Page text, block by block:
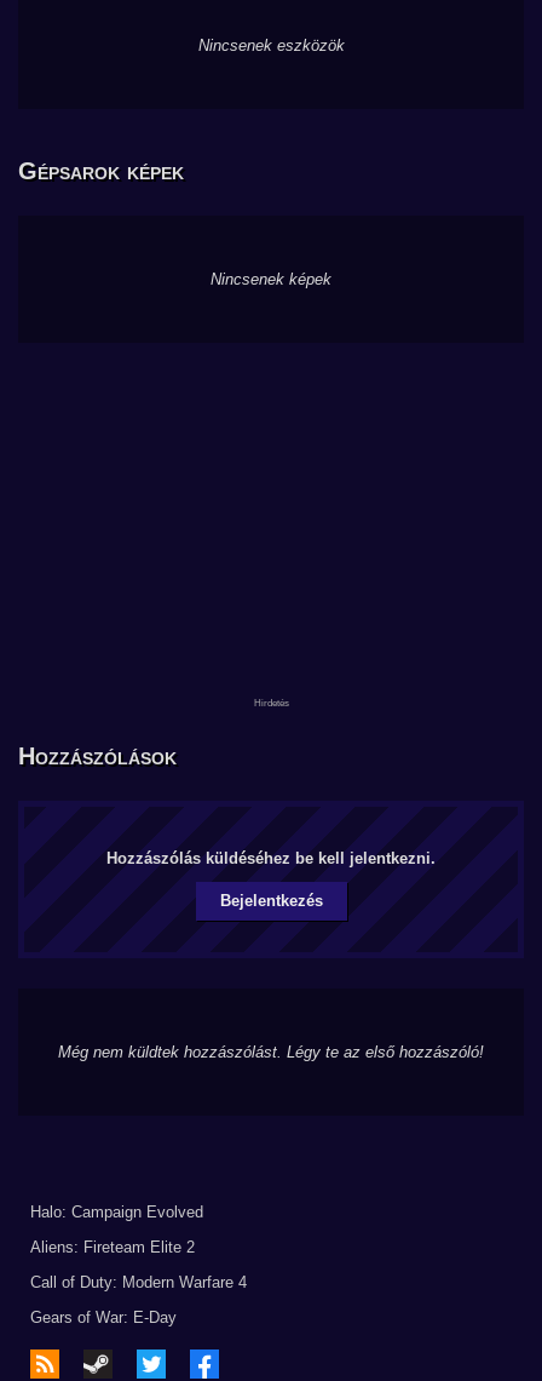
Nincsenek eszközök
Gépsarok képek
Nincsenek képek
Hozzászólások
Hozzászólás küldéséhez be kell jelentkezni.
Bejelentkezés
Még nem küldtek hozzászólást. Légy te az első hozzászóló!
Halo: Campaign Evolved
Aliens: Fireteam Elite 2
Call of Duty: Modern Warfare 4
Gears of War: E-Day